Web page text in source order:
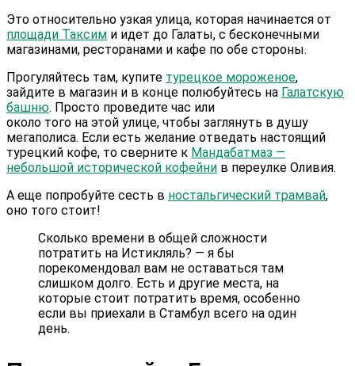
Это относительно узкая улица, которая начинается от
площади Таксим и идет до Галаты, с бесконечными
магазинами, ресторанами и кафе по обе стороны.
Прогуляйтесь там, купите турецкое мороженое,
зайдите в магазин и в конце полюбуйтесь на Галатскую
башню. Просто проведите час или
около того на этой улице, чтобы заглянуть в душу
мегаполиса. Если есть желание отведать настоящий
турецкий кофе, то сверните к Мандабатмаз —
небольшой исторической кофейни в переулке Оливия.
А еще попробуйте сесть в ностальгический трамвай,
оно того стоит!
Сколько времени в общей сложности
потратить на Истикляль? — я бы
порекомендовал вам не оставаться там
слишком долго. Есть и другие места, на
которые стоит потратить время, особенно
если вы приехали в Стамбул всего на один
день.